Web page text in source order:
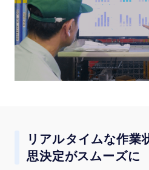
リアルタイムな作業
思決定がスムーズに